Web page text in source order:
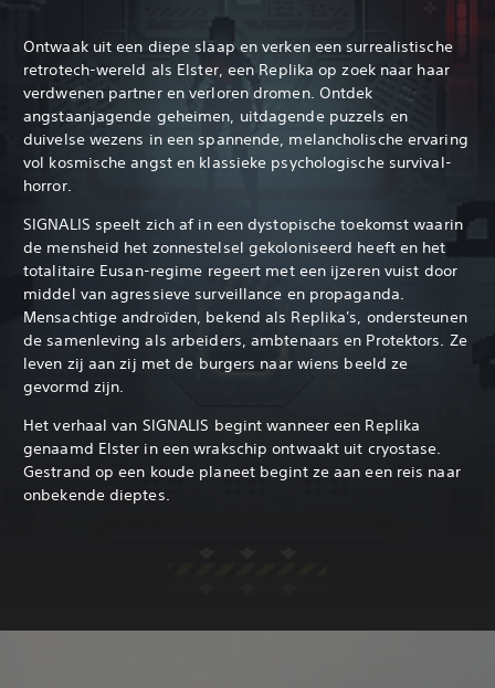
Ontwaak uit een diepe slaap en verken een surrealistische
retrotech-wereld als Elster, een Replika op zoek naar haar
verdwenen partner en verloren dromen. Ontdek
angstaanjagende geheimen, uitdagende puzzels en
duivelse wezens in een spannende, melancholische ervaring
vol kosmische angst en klassieke psychologische survival-
horror.
SIGNALIS speelt zich af in een dystopische toekomst waarin
de mensheid het zonnestelsel gekoloniseerd heeft en het
totalitaire Eusan-regime regeert met een ijzeren vuist door
middel van agressieve surveillance en propaganda.
Mensachtige androïden, bekend als Replika's, ondersteunen
de samenleving als arbeiders, ambtenaars en Protektors. Ze
leven zij aan zij met de burgers naar wiens beeld ze
gevormd zijn.
Het verhaal van SIGNALIS begint wanneer een Replika
genaamd Elster in een wrakschip ontwaakt uit cryostase.
Gestrand op een koude planeet begint ze aan een reis naar
onbekende dieptes.